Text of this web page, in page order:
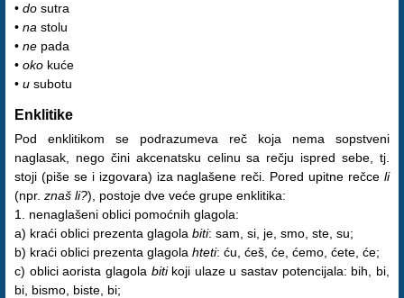
• do sutra
• na stolu
• ne pada
• oko kuće
• u subotu
Enklitike
Pod enklitikom se podrazumeva reč koja nema sopstveni
naglasak, nego čini akcenatsku celinu sa rečju ispred sebe, tj.
stoji (piše se i izgovara) iza naglašene reči. Pored upitne rečce li
(npr. znaš li?), postoje dve veće grupe enklitika:
1. nenaglašeni oblici pomoćnih glagola:
a) kraći oblici prezenta glagola biti: sam, si, je, smo, ste, su;
b) kraći oblici prezenta glagola hteti: ću, ćeš, će, ćemo, ćete, će;
c) oblici aorista glagola bitikoji ulaze u sastav potencijala: bih, bi,
bi, bismo, biste, bi;